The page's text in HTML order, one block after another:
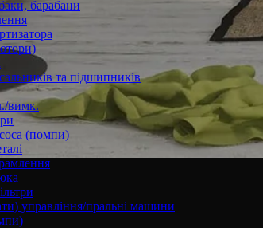
барабани
та підшипників
вимк.
(помпи)
управління/пральні машини